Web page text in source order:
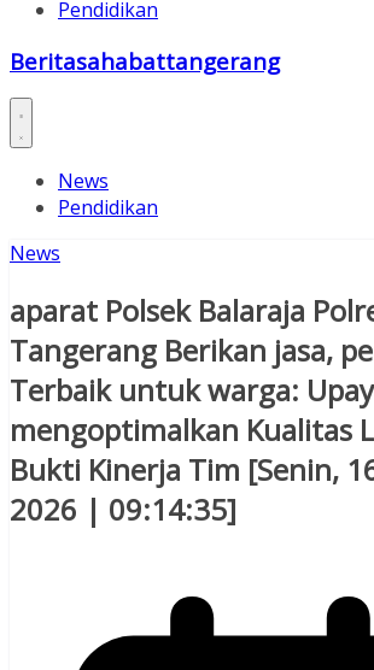
Pendidikan
Beritasahabattangerang
News
Pendidikan
News
aparat Polsek Balaraja
Tangerang Berikan jasa,
Terbaik untuk warga:
mengoptimalkan Kualitas
Bukti Kinerja Tim [Senin,
2026 | 09:14:35]